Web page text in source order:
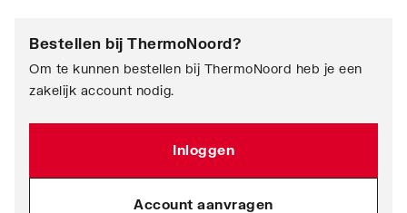
Bestellen bij ThermoNoord?
Om te kunnen bestellen bij ThermoNoord heb je een
zakelijk account nodig.
Inloggen
Account aanvragen